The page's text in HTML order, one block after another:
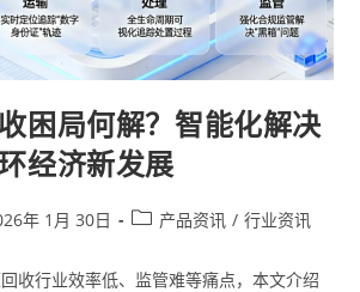
困局何解？智能化解决
经济新发展
年 1月 30日 产品资讯 / 行业资讯
收行业效率低、监管难等痛点，本文介绍